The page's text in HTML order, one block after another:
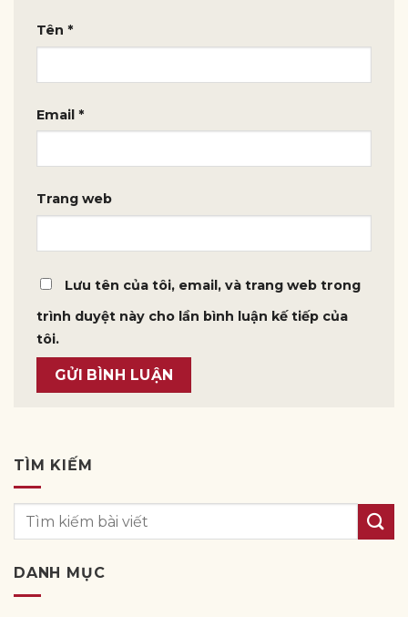
Tên *
Email *
Trang web
Lưu tên của tôi, email, và trang web trong
trình duyệt này cho lần bình luận kế tiếp của
tôi.
TÌM KIẾM
DANH MỤC